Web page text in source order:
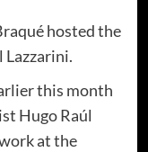
hosted the
Lazzarini.
this month
Hugo Raúl
at the